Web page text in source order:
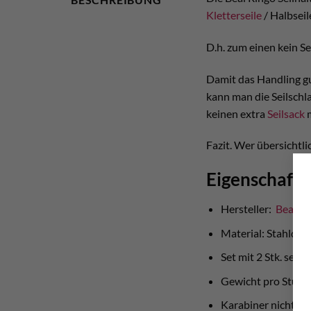
Kletterseile /
D.h. zum einen kein
Damit das Handling
kann man die
keinen extra Seilsack
Fazit. Wer
Hersteller: Beal
Material:
Set mit 2 Stk.
Gewicht pro Stück:
Karabiner nicht im